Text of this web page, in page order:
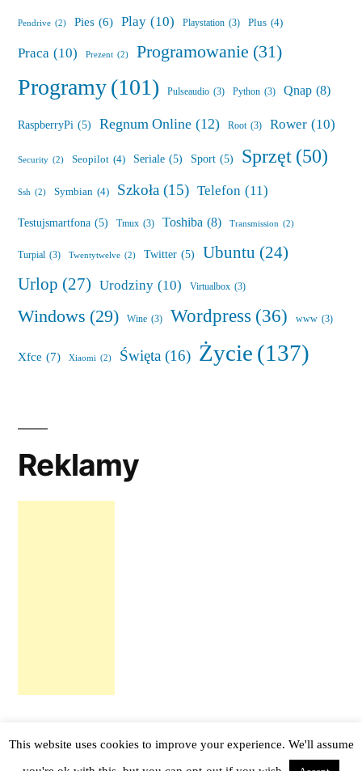
Pendrive (2) Pies (6) Play (10) Playstation (3) Plus (4)
Praca (10) Prezent (2) Programowanie (31)
Programy(101) Pulseaudio (3) Python (3) Qnap (8)
RaspberryPi (5) Regnum Online (12) Root (3) Rower (10)
Security (2) Seopilot (4) Seriale (5) Sport (5) Sprzęt(50)
Ssh (2) Symbian (4) Szkoła (15) Telefon (11)
Testujsmartfona (5) Tmux (3) Toshiba (8) Transmission (2)
Turpial (3) Twentytwelve (2) Twitter (5) Ubuntu (24)
Urlop (27) Urodziny (10) Virtualbox (3)
Windows (29) Wine (3) Wordpress (36) www (3)
Xfce (7) Xiaomi (2) Święta (16) Życie(137)
Reklamy
This website uses cookies to improve your experience. We'll assume